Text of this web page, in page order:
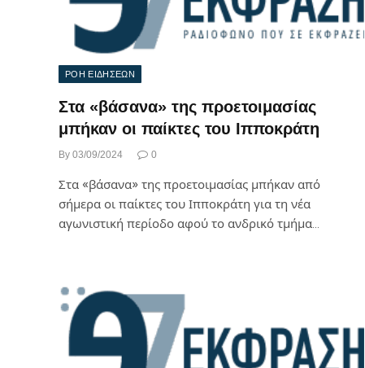
ΡΟΗ ΕΙΔΗΣΕΩΝ
Στα «βάσανα» της προετοιμασίας
μπήκαν οι παίκτες του Ιπποκράτη
By 03/09/2024 0
Στα «βάσανα» της προετοιμασίας μπήκαν από
σήμερα οι παίκτες του Ιπποκράτη για τη νέα
αγωνιστική περίοδο αφού το ανδρικό τμήμα…